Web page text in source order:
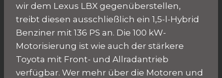
wir dem Lexus LBX gegenüberstellen,
treibt diesen ausschließlich ein 1,5-l-Hybrid
Benziner mit 136 PS an. Die 100 kW-
Motorisierung ist wie auch der stärkere
Toyota mit Front- und Allradantrieb
verfügbar. Wer mehr über die Motoren und